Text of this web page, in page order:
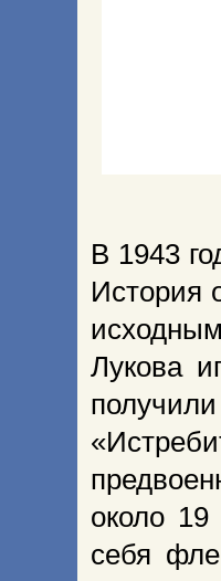
В 1943
История
Лукова
около 19
себя